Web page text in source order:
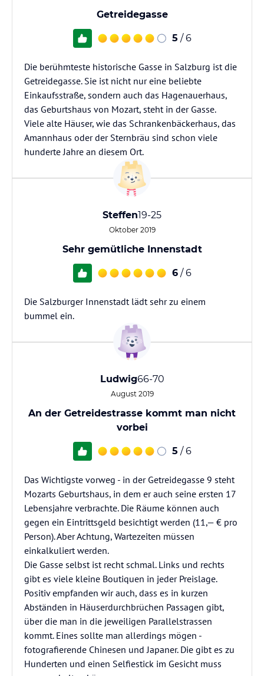
Getreidegasse
5 / 6
Die berühmteste historische Gasse in Salzburg ist die
Getreidegasse. Sie ist nicht nur eine beliebte
Einkaufsstraße, sondern auch das Hagenauerhaus,
das Geburtshaus von Mozart, steht in der Gasse.
Viele alte Häuser, wie das Schrankenbäckerhaus, das
Amannhaus oder der Sternbräu sind schon viele
hunderte Jahre an diesem Ort.
Steffen19-25
Oktober 2019
Sehr gemütliche Innenstadt
6 / 6
Die Salzburger Innenstadt lädt sehr zu einem
bummel ein.
Ludwig66-70
August 2019
An der Getreidestrasse kommt man nicht
vorbei
5 / 6
Das Wichtigste vorweg - in der Getreidegasse 9 steht
Mozarts Geburtshaus, in dem er auch seine ersten 17
Lebensjahre verbrachte. Die Räume können auch
gegen ein Eintrittsgeld besichtigt werden (11,— € pro
Person). Aber Achtung, Wartezeiten müssen
einkalkuliert werden.
Die Gasse selbst ist recht schmal. Links und rechts
gibt es viele kleine Boutiquen in jeder Preislage.
Positiv empfanden wir auch, dass es in kurzen
Abständen in Häuserdurchbrüchen Passagen gibt,
über die man in die jeweiligen Parallelstrassen
kommt. Eines sollte man allerdings mögen -
fotografierende Chinesen und Japaner. Die gibt es zu
Hunderten und einen Selfiestick im Gesicht muss